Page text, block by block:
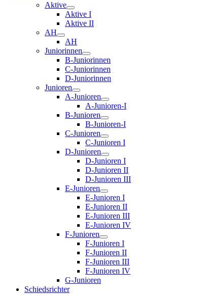
Aktive
Aktive I
Aktive II
AH
AH
Juniorinnen
B-Juniorinnen
C-Juniorinnen
D-Juniorinnen
Junioren
A-Junioren
A-Junioren-I
B-Junioren
B-Junioren-I
C-Junioren
C-Junioren I
D-Junioren
D-Junioren I
D-Junioren II
D-Junioren III
E-Junioren
E-Junioren I
E-Junioren II
E-Junioren III
E-Junioren IV
F-Junioren
F-Junioren I
F-Junioren II
F-Junioren III
F-Junioren IV
G-Junioren
Schiedsrichter